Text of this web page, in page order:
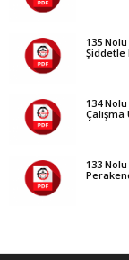
135
Şiddetle
134
133